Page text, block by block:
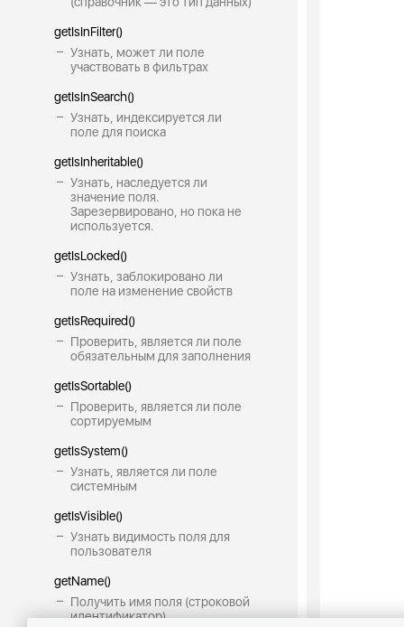
getIsInFilter()
Узнать, может ли поле
участвовать в фильтрах
getIsInSearch()
Узнать, индексируется ли
поле для поиска
getIsInheritable()
Узнать, наследуется ли
значение поля.
Зарезервировано, но пока не
используется.
getIsLocked()
Узнать, заблокировано ли
поле на изменение свойств
getIsRequired()
Проверить, является ли поле
обязательным для заполнения
getIsSortable()
Проверить, является ли поле
сортируемым
getIsSystem()
Узнать, является ли поле
системным
getIsVisible()
Узнать видимость поля для
пользователя
getName()
Получить имя поля (строковой
идентификатор)